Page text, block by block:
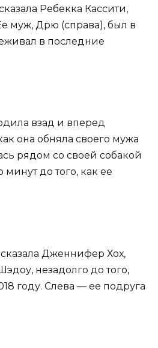
Ребекка Кассити,
муж, Дрю (справа), был в
в последние
взад и вперед
она обняла своего мужа
рядом со своей собакой
до того, как ее
Дженнифер Хох,
незадолго до того,
году. Слева — ее подруга